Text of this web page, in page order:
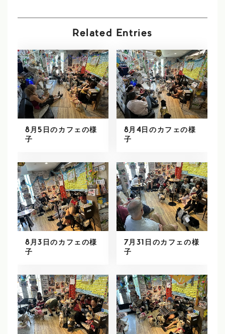
Related Entries
8月5日のカフェの様
子
8月4日のカフェの様
子
8月3日のカフェの様
子
7月31日のカフェの様
子